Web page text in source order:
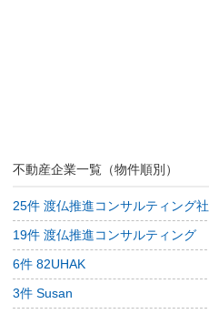
不動産企業一覧（物件順別）
25件 渡仏推進コンサルティング社
19件 渡仏推進コンサルティング
6件 82UHAK
3件 Susan